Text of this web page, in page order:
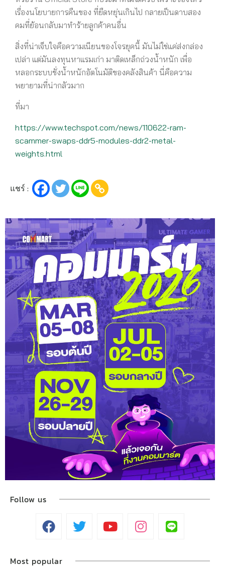
เรื่องนโยบายการคืนของ ที่ยืดหยุ่นเกินไป กลายเป็นดาบสอง
คมที่ย้อนกลับมาทำร้ายลูกค้าคนอื่น
สิ่งที่น่าเจ็บใจคือความเนียนของโจรยุคนี้ มันไม่ใช่แค่ส่งกล่อง
เปล่า แต่มันลงทุนหาแรมเก่า มาติดเหล็กถ่วงน้ำหนัก เพื่อ
หลอกระบบชั่งน้ำหนักอัตโนมัติของคลังสินค้า นี่คือความ
พยายามที่น่ากลัวมาก
ที่มา
https://www.techspot.com/news/110622-ram-
scammer-swaps-ddr5-modules-ddr2-metal-
weights.html
แชร์ :
Follow us
Most popular